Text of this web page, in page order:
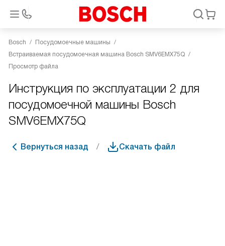
Bosch
Посудомоечные машины
Встраиваемая посудомоечная машина Bosch SMV6EMX75Q
Просмотр файла
Инструкция по эксплуатации 2 для
посудомоечной машины Bosch
SMV6EMX75Q
Вернуться назад Скачать файл